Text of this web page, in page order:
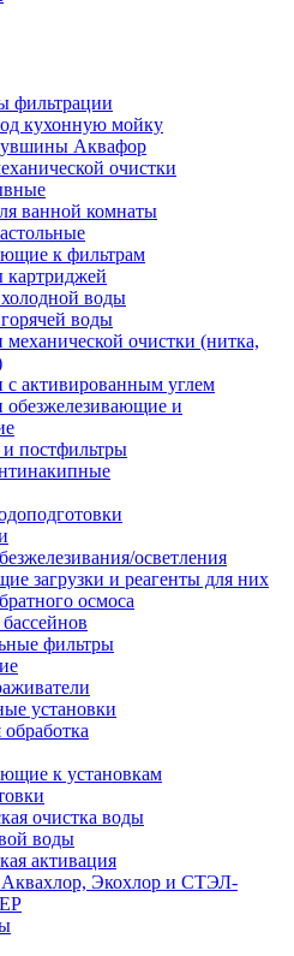
фильтрации
кухонную мойку
Аквафор
очистки
ванной комнаты
к фильтрам
картриджей
воды
воды
очистки (нитка,
активированным углем
обезжелезивающие и
постфильтры
осветления
загрузки и реагенты для них
осмоса
фильтры
установки
к установкам
очистка воды
воды
активация
Аквахлор, Экохлор и СТЭЛ-